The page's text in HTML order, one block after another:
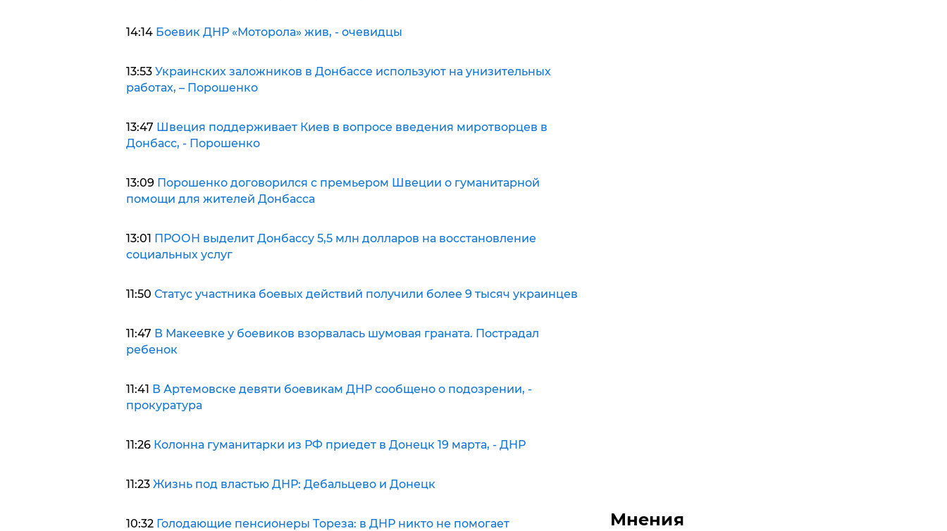
14:14 Боевик ДНР «Моторола» жив, - очевидцы
13:53 Украинских заложников в Донбассе используют на унизительных
работах, – Порошенко
13:47 Швеция поддерживает Киев в вопросе введения миротворцев в
Донбасс, - Порошенко
13:09 Порошенко договорился с премьером Швеции о гуманитарной
помощи для жителей Донбасса‏
13:01 ПРООН выделит Донбассу 5,5 млн долларов на восстановление
социальных услуг
11:50 Статус участника боевых действий получили более 9 тысяч украинцев
11:47 В Макеевке у боевиков взорвалась шумовая граната. Пострадал
ребенок
11:41 В Артемовске девяти боевикам ДНР сообщено о подозрении, -
прокуратура
11:26 Колонна гуманитарки из РФ приедет в Донецк 19 марта, - ДНР
11:23 Жизнь под властью ДНР: Дебальцево и Донецк
10:32 Голодающие пенсионеры Тореза: в ДНР никто не помогает
Мнения